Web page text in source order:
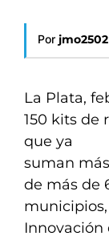
Por jmo2502
La Plata,
150 kits de
que ya
suman
de más de
Innovación